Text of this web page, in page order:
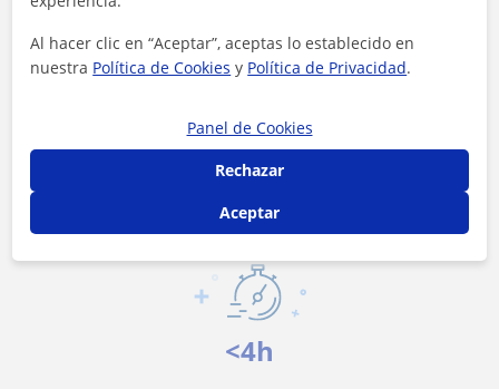
14 €/h
Es el precio medio de las clases de Apoyo
especial
<4h
Al hacer clic en “Aceptar”, aceptas lo establecido en
nuestra Política de Cookies y Política de Privacidad.
Panel de Cookies
Rechazar
Aceptar